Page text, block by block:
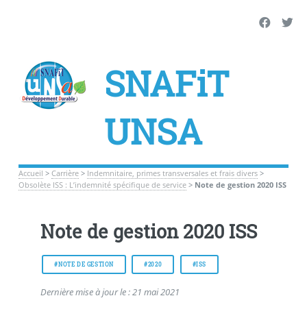
SNAFiT
UNSA
Accueil > Carrière> Indemnitaire, primes transversales et frais divers>
Obsolète ISS : L’indemnité spécifique de service> Note de gestion 2020 ISS
Note de gestion 2020 ISS
#NOTE DE GESTION #2020 #ISS
Dernière mise à jour le : 21 mai 2021